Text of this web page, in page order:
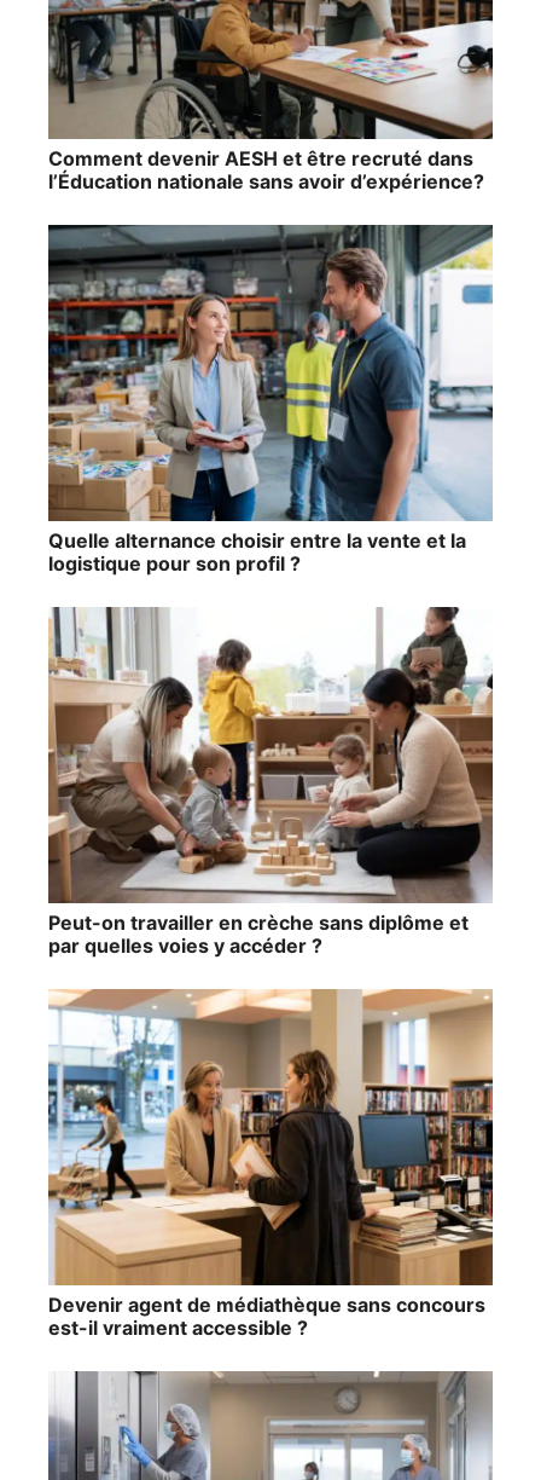
Comment devenir AESH et être recruté dans
l’Éducation nationale sans avoir d’expérience?
Quelle alternance choisir entre la vente et la
logistique pour son profil ?
Peut-on travailler en crèche sans diplôme et
par quelles voies y accéder ?
Devenir agent de médiathèque sans concours
est-il vraiment accessible ?